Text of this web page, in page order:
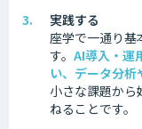
実践する
座学で一通り基
す。 AI導入・運
い、データ分析
小さな課題から
ねることです。